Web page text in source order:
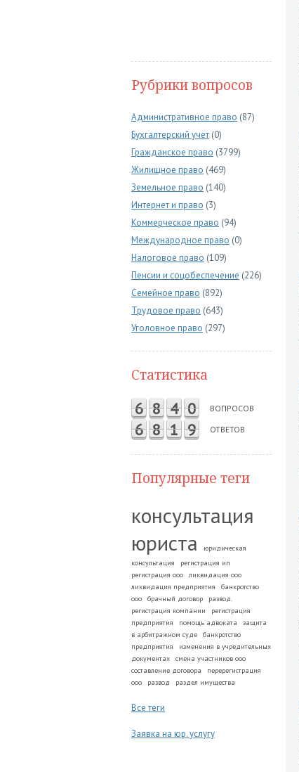
Рубрики вопросов
Административное право (87)
Бухгалтерский учет (0)
Гражданское право (3799)
Жилищное право (469)
Земельное право (140)
Интернет и право (3)
Коммерческое право (94)
Международное право (0)
Налоговое право (109)
Пенсии и соцобеспечение (226)
Семейное право (892)
Трудовое право (643)
Уголовное право (297)
Статистика
6 8 4 0 ВОПРОСОВ
6 8 1 9 ОТВЕТОВ
Популярные теги
консультация
юриста
юридическая
консультация
регистрация ип
регистрация ооо
ликвидация ооо
ликвидация предприятия
банкротство
ооо
брачный договор
развод.
регистрация компании
регистрация
предприятия
помощь адвоката
защита
в арбитражном суде
банкротство
предприятия
изменения в учредительных
документах
смена участников ооо
составление договора
перерегистрация
ооо
развод раздел имущества
Все теги
Заявка на юр. услугу